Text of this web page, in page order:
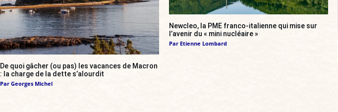
De quoi gâcher (ou pas) les vacances de Macron
: la charge de la dette s’alourdit
Par Georges Michel
Newcleo, la PME franco-italienne qui mise sur
l’avenir du « mini nucléaire »
Par Etienne Lombard